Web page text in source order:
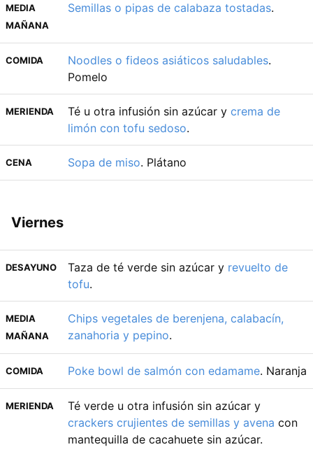
MEDIA
MAÑANA
Semillas o pipas de calabaza tostadas.
COMIDA Noodles o fideos asiáticos saludables.
Pomelo
MERIENDA Té u otra infusión sin azúcar y crema de
limón con tofu sedoso.
CENA Sopa de miso. Plátano
Viernes
DESAYUNO Taza de té verde sin azúcar y revuelto de
tofu.
MEDIA
MAÑANA
Chips vegetales de berenjena, calabacín,
zanahoria y pepino.
COMIDA Poke bowl de salmón con edamame. Naranja
MERIENDA
Té verde u otra infusión sin azúcar y
crackers crujientes de semillas y avena con
mantequilla de cacahuete sin azúcar.